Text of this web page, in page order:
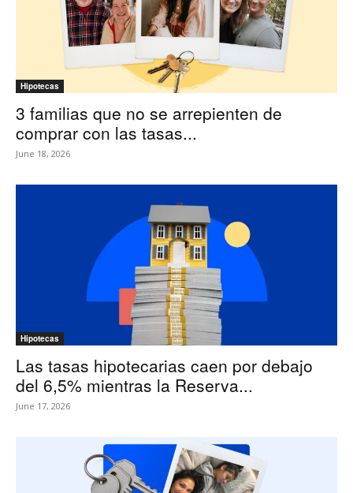
Hipotecas
3 familias que no se arrepienten de
comprar con las tasas...
June 18, 2026
Hipotecas
Las tasas hipotecarias caen por debajo
del 6,5% mientras la Reserva...
June 17, 2026